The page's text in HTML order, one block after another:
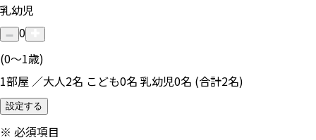
乳幼児
0
(0〜1歳)
1部屋 ／大人2名 こども0名 乳幼児0名 (合計2名)
設定する
※ 必須項目